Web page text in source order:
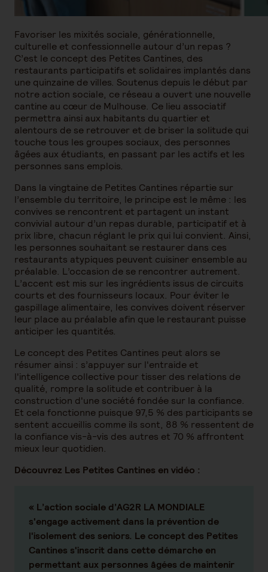
Favoriser les mixités sociale, générationnelle,
culturelle et confessionnelle autour d’un repas ?
C’est le concept des Petites Cantines, des
restaurants participatifs et solidaires implantés dans
une quinzaine de villes. Soutenus depuis le début par
notre action sociale, ce réseau a ouvert une nouvelle
cantine au cœur de Mulhouse. Ce lieu associatif
permettra ainsi aux habitants du quartier et
alentours de se retrouver et de briser la solitude qui
touche tous les groupes sociaux, des personnes
âgées aux étudiants, en passant par les actifs et les
personnes sans emplois.
Dans la vingtaine de Petites Cantines répartie sur
l’ensemble du territoire, le principe est le même : les
convives se rencontrent et partagent un instant
convivial autour d’un repas durable, participatif et à
prix libre, chacun réglant le prix qui lui convient. Ainsi,
les personnes souhaitant se restaurer dans ces
restaurants atypiques peuvent cuisiner ensemble au
préalable. L’occasion de se rencontrer autrement.
L’accent est mis sur les ingrédients issus de circuits
courts et des fournisseurs locaux. Pour éviter le
gaspillage alimentaire, les convives doivent réserver
leur place au préalable afin que le restaurant puisse
anticiper les quantités.
Le concept des Petites Cantines peut alors se
résumer ainsi : s’appuyer sur l'entraide et
l'intelligence collective pour tisser des relations de
qualité, rompre la solitude et contribuer à la
construction d'une société fondée sur la confiance.
Et cela fonctionne puisque 97,5 % des participants se
sentent accueillis comme ils sont, 88 % ressentent de
la confiance vis-à-vis des autres et 70 % affrontent
mieux leur quotidien.
Découvrez Les Petites Cantines en vidéo :
« L’action sociale d’AG2R LA MONDIALE
s'engage activement dans la prévention de
l'isolement des seniors. Le concept des Petites
Cantines s'inscrit dans cette démarche en
permettant aux personnes âgées de maintenir